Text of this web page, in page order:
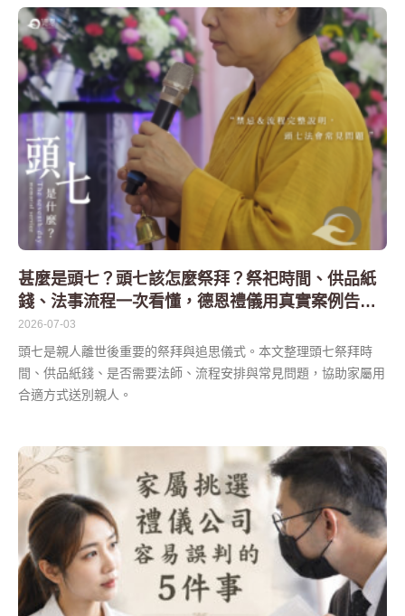
甚麼是頭七？頭七該怎麼祭拜？祭祀時間、供品紙
錢、法事流程一次看懂，德恩禮儀用真實案例告訴
您
2026-07-03
頭七是親人離世後重要的祭拜與追思儀式。本文整理頭七祭拜時
間、供品紙錢、是否需要法師、流程安排與常見問題，協助家屬用
合適方式送別親人。